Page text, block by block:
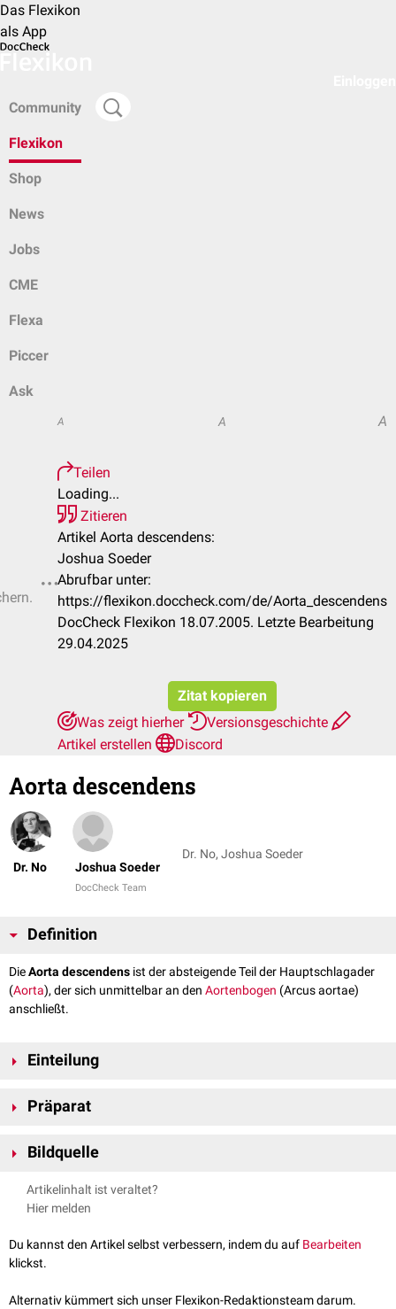
Das Flexikon
als App
Community
Flexikon
Shop
News
Jobs
CME
Flexa
Piccer
Ask
A A A
Teilen
Loading...
Zitieren
Artikel Aorta descendens:
Joshua Soeder
Abrufbar unter:
https://flexikon.doccheck.com/de/Aorta_descendens
DocCheck Flexikon 18.07.2005. Letzte Bearbeitung
29.04.2025
Zitat kopieren
Was zeigt hierher
Versionsgeschichte
Artikel erstellen
Discord
Aorta descendens
Dr. No Joshua Soeder
DocCheck Team
Dr. No, Joshua Soeder
Definition
DieAorta descendens ist der absteigende Teil der Hauptschlagader
(Aorta), der sich unmittelbar an den Aortenbogen (Arcus aortae)
anschließt.
Einteilung
Aorta thoracica
Aorta abdominalis
Die Aorta descendens teilt sich auf Höhe des 4. oder 5.
Lendenwirbelkörpers
Verlaufsrichtung stellt dieArteria sacralis medianadar.
Präparat
Bildquelle
Präparat freundlicherweise zur Verfügung gestellt durch die
Anatomie der Uni Köln
Artikelinhalt ist veraltet?
Hier melden
Du kannst den Artikel selbst verbessern, indem du auf Bearbeiten
klickst.
Alternativ kümmert sich unser Flexikon-Redaktionsteam darum.